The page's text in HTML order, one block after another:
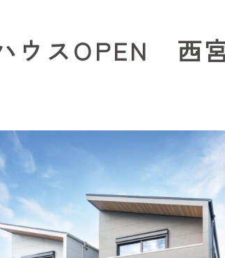
ウスOPEN 西